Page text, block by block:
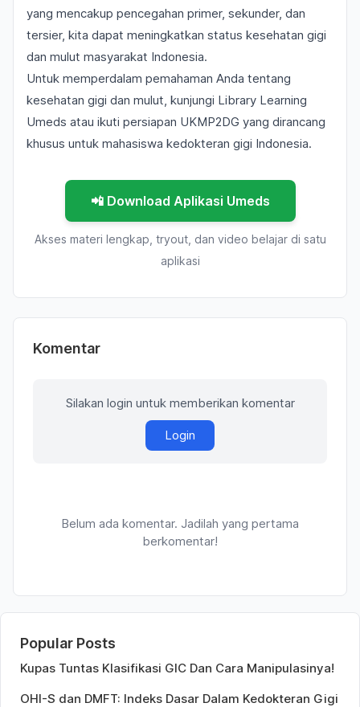
yang mencakup pencegahan primer, sekunder, dan
tersier, kita dapat meningkatkan status kesehatan gigi
dan mulut masyarakat Indonesia.
Untuk memperdalam pemahaman Anda tentang
kesehatan gigi dan mulut, kunjungi Library Learning
Umeds atau ikuti persiapan UKMP2DG yang dirancang
khusus untuk mahasiswa kedokteran gigi Indonesia.
📲 Download Aplikasi Umeds
Akses materi lengkap, tryout, dan video belajar di satu
aplikasi
Komentar
Silakan login untuk memberikan komentar
Login
Belum ada komentar. Jadilah yang pertama
berkomentar!
Popular Posts
Kupas Tuntas Klasifikasi GIC Dan Cara Manipulasinya!
OHI-S dan DMFT: Indeks Dasar Dalam Kedokteran Gigi